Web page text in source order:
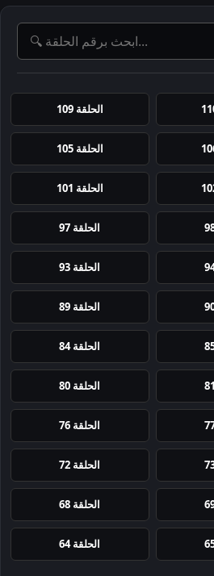
الحلقة 109
الحلقة 105
الحلقة 101
الحلقة 97
الحلقة 93
الحلقة 89
الحلقة 84
الحلقة 80
الحلقة 76
الحلقة 72
الحلقة 68
الحلقة 64